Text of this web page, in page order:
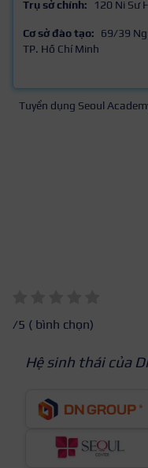
Trụ sở chính:
120 Ni Sư
Cơ sở đào tạo:
69/39
TP. Hồ Chí Minh
Tuyển dụng Seoul
/5 ( bình chọn)
Hệ sinh thái của